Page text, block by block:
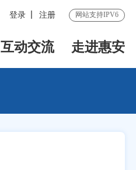
登录 注册 网站支持IPV6
互动交流 走进惠安